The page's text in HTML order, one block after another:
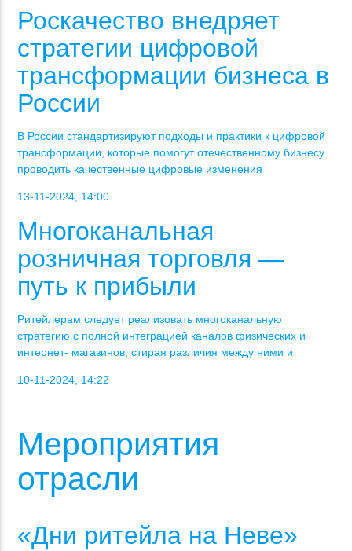
Роскачество внедряет
стратегии цифровой
трансформации бизнеса в
России
В России стандартизируют подходы и практики к цифровой
трансформации, которые помогут отечественному бизнесу
проводить качественные цифровые изменения
13-11-2024, 14:00
Многоканальная
розничная торговля —
путь к прибыли
Ритейлерам следует реализовать многоканальную
стратегию с полной интеграцией каналов физических и
интернет- магазинов, стирая различия между ними и
10-11-2024, 14:22
Мероприятия
отрасли
«Дни ритейла на Неве»